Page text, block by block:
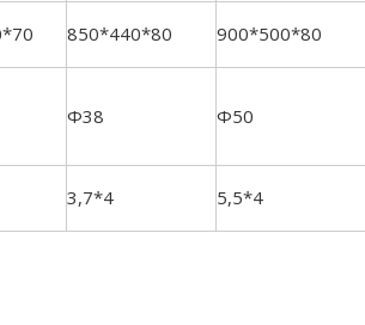
850*440*80 900*500*80
Φ38 Φ50
3,7*4 5,5*4